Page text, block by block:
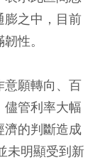
膨之中，目前
性。
意願轉向、百
管利率大幅
濟的判斷造成
未明顯受到新